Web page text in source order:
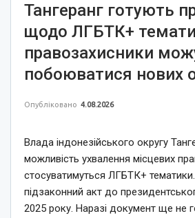
Тангеранг готують
щодо ЛГБТК+
правозахисники
побоюватися нових
Опубліковано 4.08.2026
Влада індонезійського округу
можливість ухвалення місцевих
стосуватимуться ЛГБТК+
підзаконний акт до
2025 року. Наразі документ ще не